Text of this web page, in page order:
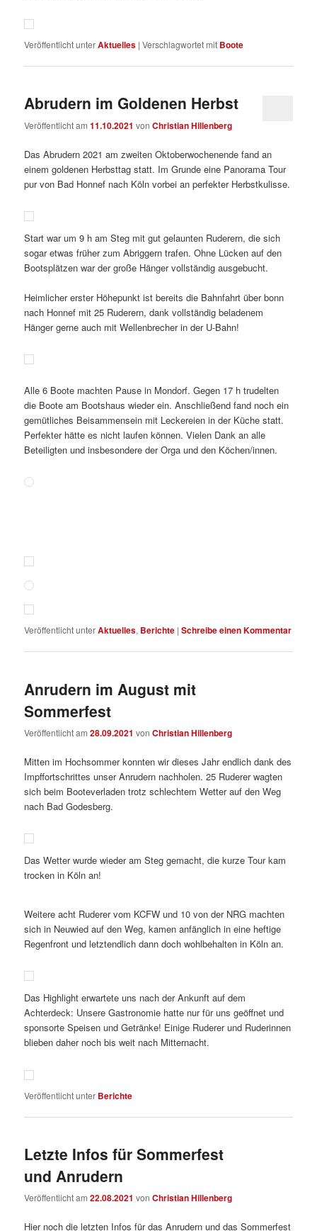
Veröffentlicht unterAktuelles |Verschlagwortet mit Boote
Abrudern im Goldenen Herbst
Veröffentlicht am11.10.2021 vonChristian Hillenberg
Das Abrudern 2021 am zweiten Oktoberwochenende fand an
einem goldenen Herbsttag statt. Im Grunde eine Panorama Tour
pur von Bad Honnef nach Köln vorbei an perfekter Herbstkulisse.
Start war um 9 h am Steg mit gut gelaunten Ruderern, die sich
sogar etwas früher zum Abriggern trafen. Ohne Lücken auf den
Bootsplätzen war der große Hänger vollständig ausgebucht.
Heimlicher erster Höhepunkt ist bereits die Bahnfahrt über bonn
nach Honnef mit 25 Ruderern, dank vollständig beladenem
Hänger gerne auch mit Wellenbrecher in der U-Bahn!
Alle 6 Boote machten Pause in Mondorf. Gegen 17 h trudelten
die Boote am Bootshaus wieder ein. Anschließend fand noch ein
gemütliches Beisammensein mit Leckereien in der Küche statt.
Perfekter hätte es nicht laufen können. Vielen Dank an alle
Beteiligten und insbesondere der Orga und den Köchen/innen.
Veröffentlicht unterAktuelles, Berichte |Schreibe einen Kommentar
Anrudern im August mit
Sommerfest
Veröffentlicht am28.09.2021 vonChristian Hillenberg
Mitten im Hochsommer konnten wir dieses Jahr endlich dank des
Impffortschrittes unser Anrudern nachholen. 25 Ruderer wagten
sich beim Booteverladen trotz schlechtem Wetter auf den Weg
nach Bad Godesberg.
Das Wetter wurde wieder am Steg gemacht, die kurze Tour kam
trocken in Köln an!
Weitere acht Ruderer vom KCFW und 10 von der NRG machten
sich in Neuwied auf den Weg, kamen anfänglich in eine heftige
Regenfront und letztendlich dann doch wohlbehalten in Köln an.
Das Highlight erwartete uns nach der Ankunft auf dem
Achterdeck: Unsere Gastronomie hatte nur für uns geöffnet und
sponsorte Speisen und Getränke! Einige Ruderer und Ruderinnen
blieben daher noch bis weit nach Mitternacht.
Veröffentlicht unter Berichte
Letzte Infos für Sommerfest
und Anrudern
Veröffentlicht am22.08.2021 vonChristian Hillenberg
Hier noch die letzten Infos für das Anrudern und das Sommerfest